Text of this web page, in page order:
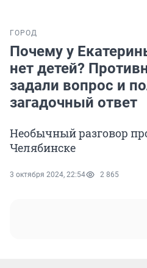
ГОРОД
Почему у
нет детей?
задали вопрос и
загадочный ответ
Необычный разговор
Челябинске
3 октября 2024, 22:54 2 865